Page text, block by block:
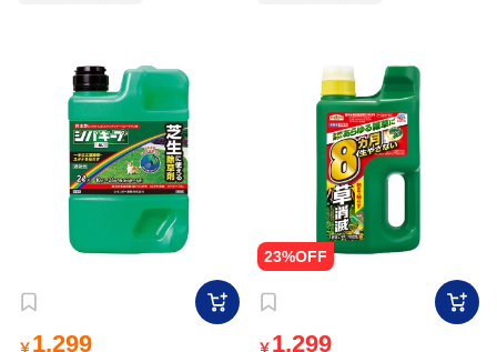
￥ 1,299 ￥ 1,299